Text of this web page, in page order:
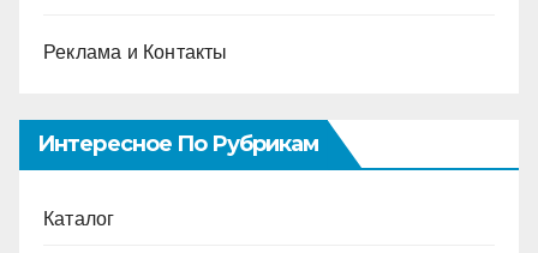
Реклама и Контакты
Интересное По Рубрикам
Каталог